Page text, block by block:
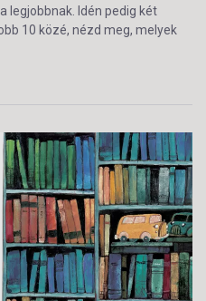
legjobbnak. Idén pedig két
10 közé, nézd meg, melyek